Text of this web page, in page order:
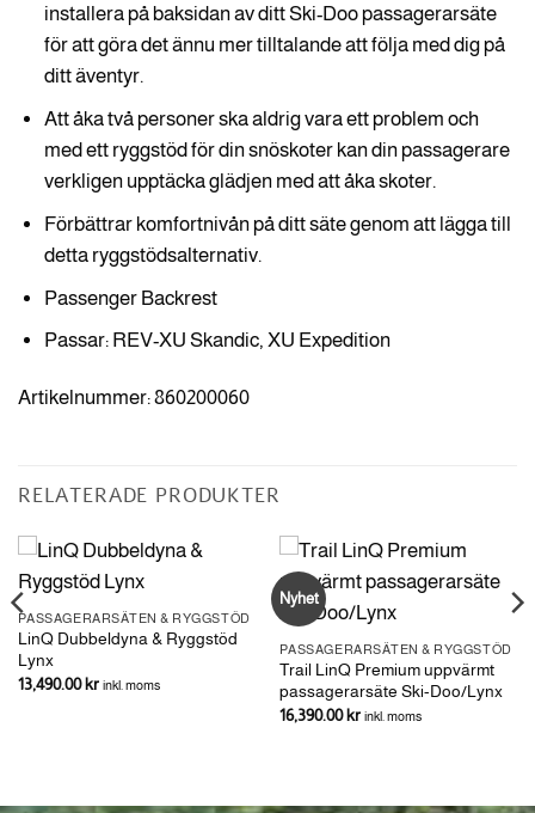
installera på baksidan av ditt Ski-Doo passagerarsäte
för att göra det ännu mer tilltalande att följa med dig på
ditt äventyr.
Att åka två personer ska aldrig vara ett problem och
med ett ryggstöd för din snöskoter kan din passagerare
verkligen upptäcka glädjen med att åka skoter.
Förbättrar komfortnivån på ditt säte genom att lägga till
detta ryggstödsalternativ.
Passenger Backrest
Passar: REV-XU Skandic, XU Expedition
Artikelnummer: 860200060
RELATERADE PRODUKTER
PASSAGERARSÄTEN & RYGGSTÖD
LinQ Dubbeldyna & Ryggstöd
Lynx
13,490.00kr inkl. moms
Nyhet
PASSAGERARSÄTEN & RYGGSTÖD
Trail LinQ Premium uppvärmt
passagerarsäte Ski-Doo/Lynx
16,390.00kr inkl. moms